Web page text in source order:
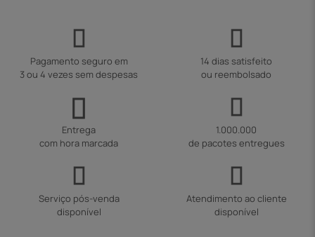
Pagamento seguro em
3 ou 4 vezes sem despesas
14 dias satisfeito
ou reembolsado
Entrega
com hora marcada
1.000.000
de pacotes entregues
Serviço pós-venda
disponível
Atendimento ao cliente
disponível